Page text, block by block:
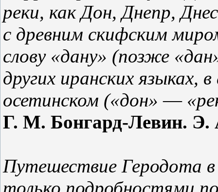
реки, как Дон, Днепр,
с древним скифским
слову «дану» (позже
других иранских языках,
осетинском («дон»—
Г. М. Бонгард-Левин. Э.
Путешествие Геродота